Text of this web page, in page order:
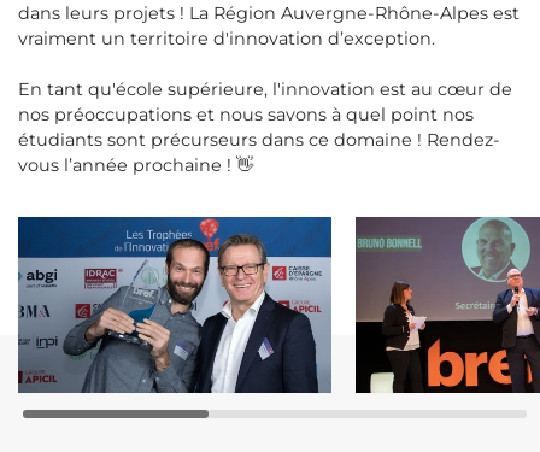
dans leurs projets ! La Région Auvergne-Rhône-Alpes est
vraiment un territoire d'innovation d’exception.
En tant qu'école supérieure, l'innovation est au cœur de
nos préoccupations et nous savons à quel point nos
étudiants sont précurseurs dans ce domaine ! Rendez-
vous l’année prochaine ! 👋